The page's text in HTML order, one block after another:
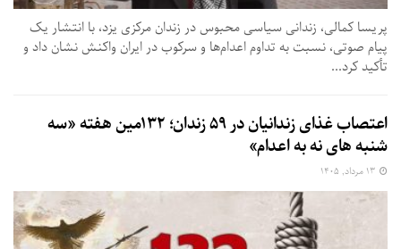
پریسا کمالی، زندانی سیاسی محبوس در زندان مرکزی یزد، با انتشار یک
پیام صوتی، نسبت به تداوم اعدام‌ها و سرکوب در ایران واکنش نشان داد و
تأکید کرد...
اعتصاب غذای زندانیان در ۵۹ زندان؛ ۱۳۲مین هفته «سه‌
شنبه‌ های نه به اعدام»